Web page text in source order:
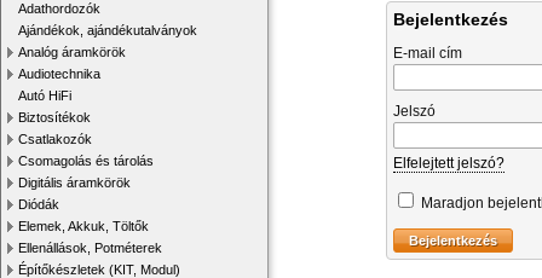
Adathordozók
Ajándékok, ajándékutalványok
Analóg áramkörök
Audiotechnika
Autó HiFi
Biztosítékok
Csatlakozók
Csomagolás és tárolás
Digitális áramkörök
Diódák
Elemek, Akkuk, Töltők
Ellenállások, Potméterek
Építőkészletek (KIT, Modul)
Bejelentkezés
E-mail cím
Jelszó
Elfelejtett jelszó?
Maradjon